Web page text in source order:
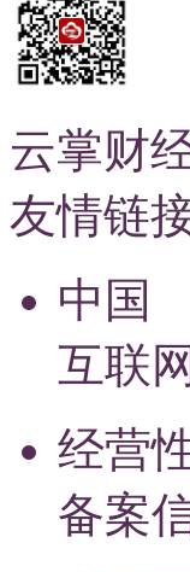
云掌财
友情链
中国
互联
经营
备案